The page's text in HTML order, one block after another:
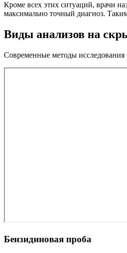
Кроме всех этих ситуаций, врачи
максимально точный диагноз.
Виды анализов на
Современные методы исследования
Бензидиновая проба